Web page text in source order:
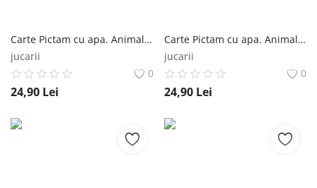
Carte Pictam cu apa. Animale salbatice Editura Litera
jucarii
0
24,90 Lei
Carte Pictam cu apa. Animale domestice Editura Litera
jucarii
0
24,90 Lei